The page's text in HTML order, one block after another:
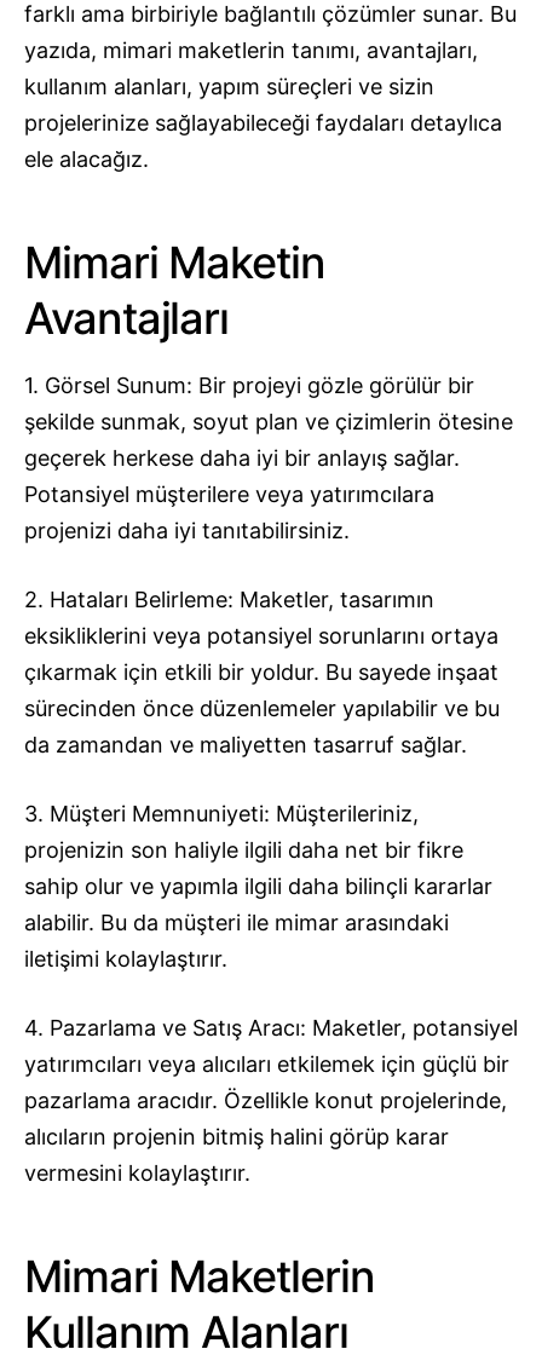
farklı ama birbiriyle bağlantılı çözümler sunar. Bu
yazıda, mimari maketlerin tanımı, avantajları,
kullanım alanları, yapım süreçleri ve sizin
projelerinize sağlayabileceği faydaları detaylıca
ele alacağız.
Mimari Maketin
Avantajları
1. Görsel Sunum: Bir projeyi gözle görülür bir
şekilde sunmak, soyut plan ve çizimlerin ötesine
geçerek herkese daha iyi bir anlayış sağlar.
Potansiyel müşterilere veya yatırımcılara
projenizi daha iyi tanıtabilirsiniz.
2. Hataları Belirleme: Maketler, tasarımın
eksikliklerini veya potansiyel sorunlarını ortaya
çıkarmak için etkili bir yoldur. Bu sayede inşaat
sürecinden önce düzenlemeler yapılabilir ve bu
da zamandan ve maliyetten tasarruf sağlar.
3. Müşteri Memnuniyeti: Müşterileriniz,
projenizin son haliyle ilgili daha net bir fikre
sahip olur ve yapımla ilgili daha bilinçli kararlar
alabilir. Bu da müşteri ile mimar arasındaki
iletişimi kolaylaştırır.
4. Pazarlama ve Satış Aracı: Maketler, potansiyel
yatırımcıları veya alıcıları etkilemek için güçlü bir
pazarlama aracıdır. Özellikle konut projelerinde,
alıcıların projenin bitmiş halini görüp karar
vermesini kolaylaştırır.
Mimari Maketlerin
Kullanım Alanları